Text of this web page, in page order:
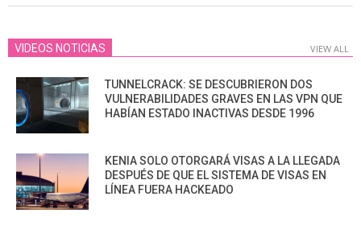
16
VIDEOS NOTICIAS VIEW ALL
TUNNELCRACK: SE DESCUBRIERON DOS
VULNERABILIDADES GRAVES EN LAS VPN QUE
HABÍAN ESTADO INACTIVAS DESDE 1996
KENIA SOLO OTORGARÁ VISAS A LA LLEGADA
DESPUÉS DE QUE EL SISTEMA DE VISAS EN
LÍNEA FUERA HACKEADO